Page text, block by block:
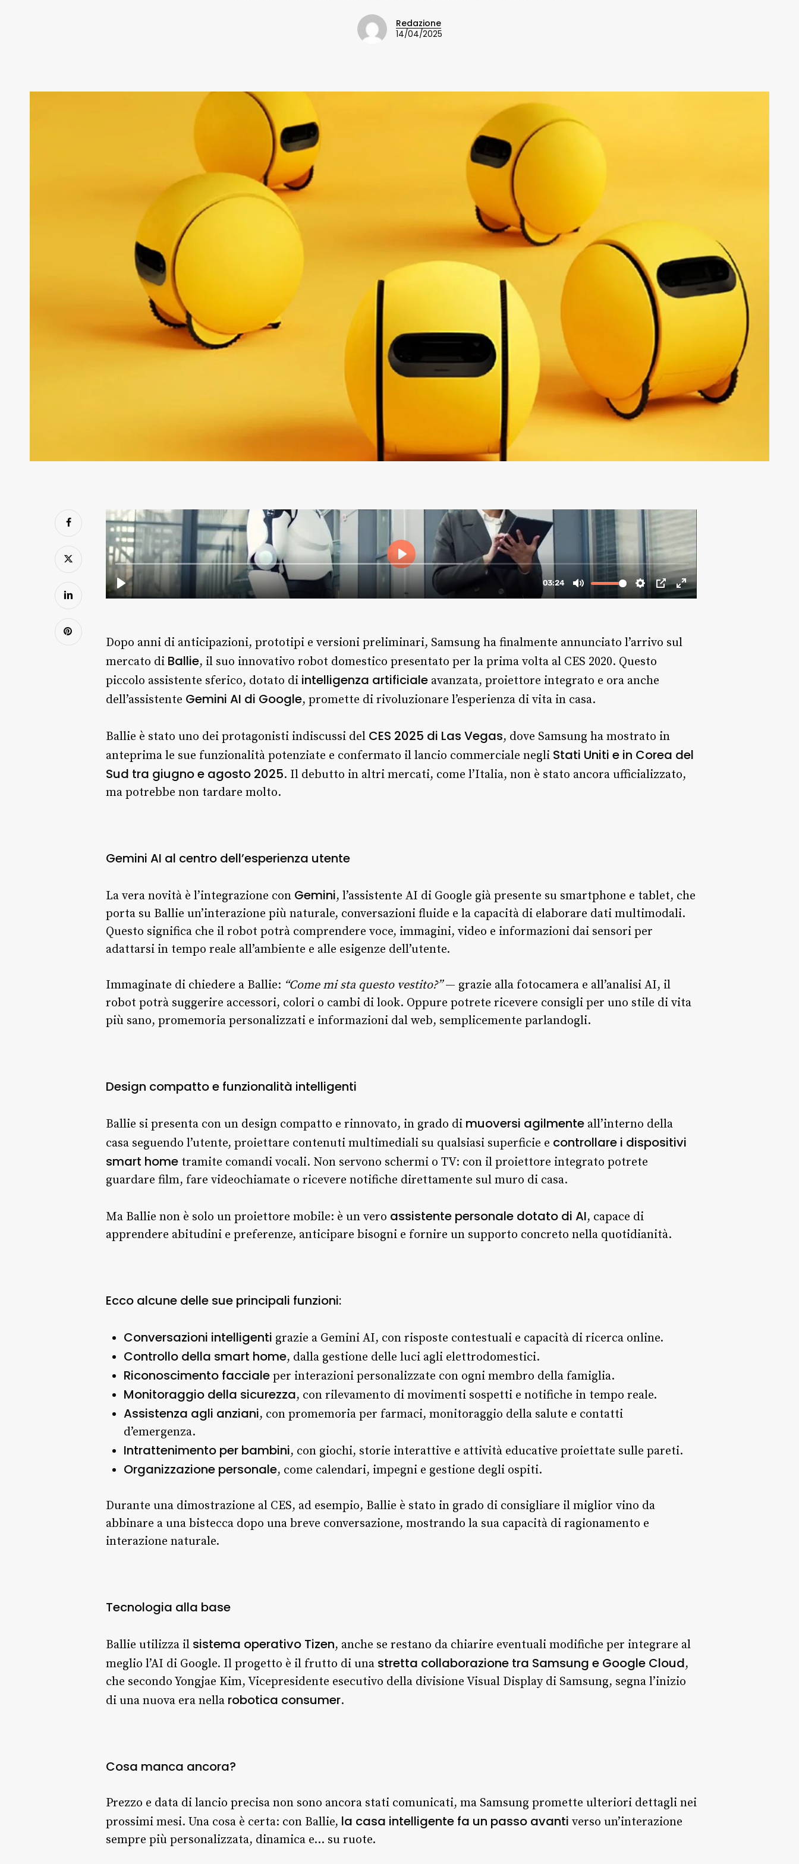
Redazione
14/04/2025
Dopo anni di anticipazioni, prototipi e versioni preliminari, Samsung ha finalmente annunciato l’arrivo sul
mercato di Ballie, il suo innovativo robot domestico presentato per la prima volta al CES 2020. Questo
piccolo assistente sferico, dotato di intelligenza artificiale avanzata, proiettore integrato e ora anche
dell’assistente Gemini AI di Google, promette di rivoluzionare l’esperienza di vita in casa.
Ballie è stato uno dei protagonisti indiscussi del CES 2025 di Las Vegas, dove Samsung ha mostrato in
anteprima le sue funzionalità potenziate e confermato il lancio commerciale negli Stati Uniti e in Corea del
Sud tra giugno e agosto 2025. Il debutto in altri mercati, come l’Italia, non è stato ancora ufficializzato,
ma potrebbe non tardare molto.
Gemini AI al centro dell’esperienza utente
La vera novità è l’integrazione con Gemini, l’assistente AI di Google già presente su smartphone e tablet, che
porta su Ballie un’interazione più naturale, conversazioni fluide e la capacità di elaborare dati multimodali.
Questo significa che il robot potrà comprendere voce, immagini, video e informazioni dai sensori per
adattarsi in tempo reale all’ambiente e alle esigenze dell’utente.
Immaginate di chiedere a Ballie: “Come mi sta questo vestito?”— grazie alla fotocamera e all’analisi AI, il
robot potrà suggerire accessori, colori o cambi di look. Oppure potrete ricevere consigli per uno stile di vita
più sano, promemoria personalizzati e informazioni dal web, semplicemente parlandogli.
Design compatto e funzionalità intelligenti
Ballie si presenta con un design compatto e rinnovato, in grado di muoversi agilmente all’interno della
casa seguendo l’utente, proiettare contenuti multimediali su qualsiasi superficie e controllare i dispositivi
smart home tramite comandi vocali. Non servono schermi o TV: con il proiettore integrato potrete
guardare film, fare videochiamate o ricevere notifiche direttamente sul muro di casa.
Ma Ballie non è solo un proiettore mobile: è un vero assistente personale dotato di AI, capace di
apprendere abitudini e preferenze, anticipare bisogni e fornire un supporto concreto nella quotidianità.
Ecco alcune delle sue principali funzioni:
Conversazioni intelligenti grazie a Gemini AI, con risposte contestuali e capacità di ricerca online.
Controllo della smart home, dalla gestione delle luci agli elettrodomestici.
Riconoscimento facciale per interazioni personalizzate con ogni membro della famiglia.
Monitoraggio della sicurezza, con rilevamento di movimenti sospetti e notifiche in tempo reale.
Assistenza agli anziani, con promemoria per farmaci, monitoraggio della salute e contatti
d’emergenza.
Intrattenimento per bambini, con giochi, storie interattive e attività educative proiettate sulle pareti.
Organizzazione personale, come calendari, impegni e gestione degli ospiti.
Durante una dimostrazione al CES, ad esempio, Ballie è stato in grado di consigliare il miglior vino da
abbinare a una bistecca dopo una breve conversazione, mostrando la sua capacità di ragionamento e
interazione naturale.
Tecnologia alla base
Ballie utilizza il sistema operativo Tizen, anche se restano da chiarire eventuali modifiche per integrare al
meglio l’AI di Google. Il progetto è il frutto di una stretta collaborazione tra Samsung e Google Cloud,
che secondo Yongjae Kim, Vicepresidente esecutivo della divisione Visual Display di Samsung, segna l’inizio
di una nuova era nella robotica consumer.
Cosa manca ancora?
Prezzo e data di lancio precisa non sono ancora stati comunicati, ma Samsung promette ulteriori dettagli nei
prossimi mesi. Una cosa è certa: con Ballie, la casa intelligente fa un passo avanti verso un’interazione
sempre più personalizzata, dinamica e… su ruote.